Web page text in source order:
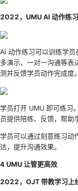
2022，UMU AI 动作练习
AI 动作练习可以训练学
多演示、一对一沟通等表
测并反馈学员动作完成度。
学员打开 UMU 即可练习
员提供陪练、反馈，帮助
学员可以通过刻意练习动
达，提升沟通效果。
4 UMU 让管更高效
2022，OJT 带教学习上